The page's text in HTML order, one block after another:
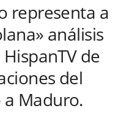
representa a
análisis
de
del
Maduro.